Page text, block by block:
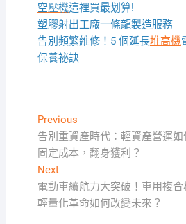
空壓機這裡買最划算!
塑膠射出工廠一條龍製造服務
告別頻繁維修！5 個延長堆高機
保養祕訣
文
章
導
覽
PreviousPrevious
post:
告別重資產時代：輕資產營運
固定成本，翻身獲利？
NextNext
post:
電動車續航力大突破！車用複合
輕量化革命如何改變未來？